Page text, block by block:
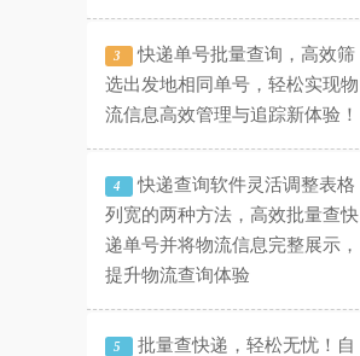
3
快递单号批量查询，高效筛
选出发地相同单号，轻松实现物
流信息高效管理与追踪新体验！
4
快递查询软件灵活调整表格
列宽的两种方法，高效批量查快
递单号并将物流信息完整展示，
提升物流查询体验
5
批量查快递，轻松无忧！自